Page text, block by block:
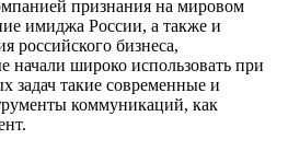
признания на мировом
имиджа России, а также и
российского бизнеса,
широко использовать при
задач такие современные и
коммуникаций, как